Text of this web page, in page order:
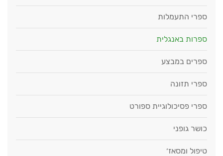
ספרי התעמלות
ספרות באנגלית
ספרים במבצע
ספרי תזונה
ספרי פסיכולוגיית ספורט
כושר גופני
טיפול ומסאז׳